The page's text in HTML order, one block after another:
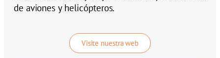
de aviones y helicópteros.
Visite nuestra web